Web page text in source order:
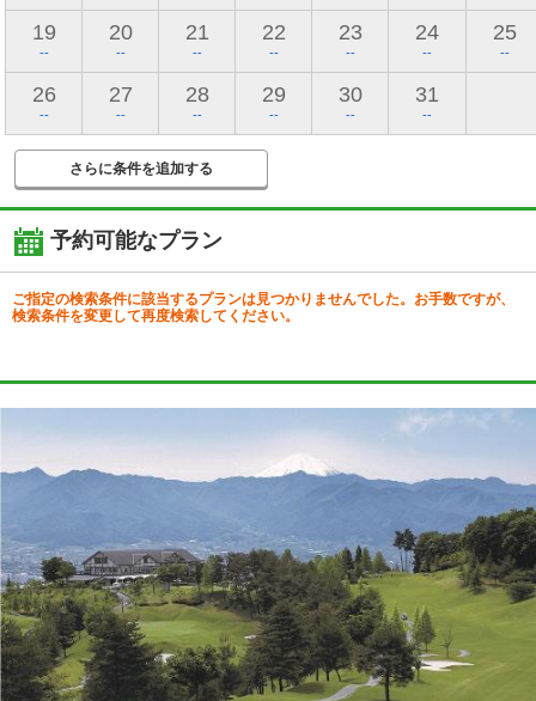
19
--
20
--
21
--
22
--
23
--
24
--
25
--
26
--
27
--
28
--
29
--
30
--
31
--
さらに条件を追加する
予約可能なプラン
ご指定の検索条件に該当するプランは見つかりませんでした。お手数ですが、
検索条件を変更して再度検索してください。